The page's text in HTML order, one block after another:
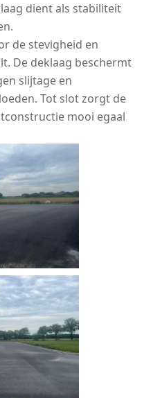
dient als stabiliteit
de stevigheid en
De deklaag beschermt
slijtage en
Tot slot zorgt de
mooi egaal